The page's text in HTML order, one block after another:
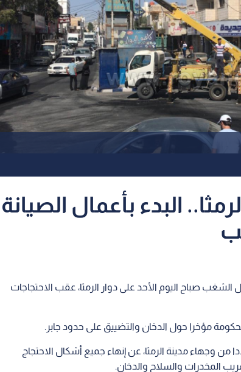
البدء بأعمال الصيانة
الشغب صباح اليوم الأحد على دوار الرمثا، عقب الاحتجاجات
مؤخرا حول الدخان والتضييق على حدود جابر.
وجهاء مدينة الرمثا، عن إنهاء جميع أشكال الاحتجاج
المخدرات والسلاح والدخان.